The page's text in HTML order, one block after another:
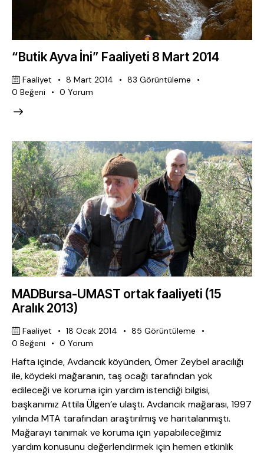
“Butik Ayva İni” Faaliyeti 8 Mart 2014
Faaliyet 8 Mart 2014 83 Görüntüleme
0 Beğeni 0 Yorum
MADBursa-UMAST ortak faaliyeti (15
Aralık 2013)
Faaliyet 18 Ocak 2014 85 Görüntüleme
0 Beğeni 0 Yorum
Hafta içinde, Avdancık köyünden, Ömer Zeybel aracılığı
ile, köydeki mağaranın, taş ocağı tarafından yok
edileceği ve koruma için yardım istendiği bilgisi,
başkanımız Attila Ülgen’e ulaştı. Avdancık mağarası, 1997
yılında MTA tarafından araştırılmış ve haritalanmıştı.
Mağarayı tanımak ve koruma için yapabileceğimiz
yardım konusunu değerlendirmek için hemen etkinlik